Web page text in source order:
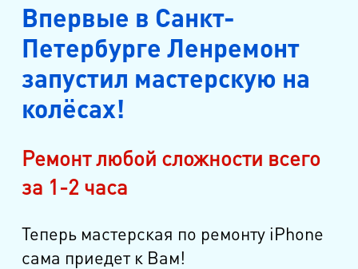
Впервые в Санкт-
Петербурге Ленремонт
запустил мастерскую на
колёсах!
Ремонт любой сложности всего
за 1-2 часа
Теперь мастерская по ремонту iPhone
сама приедет к Вам!